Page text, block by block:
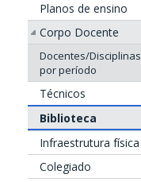
Planos de ensino
Corpo Docente
Docentes/Disciplinas
por período
Técnicos
Biblioteca
Infraestrutura física
Colegiado